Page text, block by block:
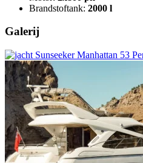
Brandstoftank: 2000 l
Galerij